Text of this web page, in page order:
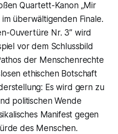
Quartett-Kanon „Mir
überwältigenden Finale.
Ouvertüre Nr. 3” wird
vor dem Schlussbild
der Menschenrechte
ethischen Botschaft
Es wird gern zu
politischen Wende
Manifest gegen
des Menschen.